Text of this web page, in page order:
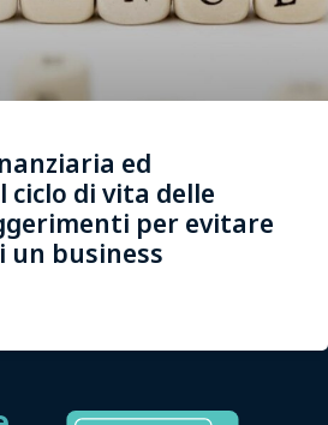
ed
ciclo di vita delle
per evitare
un business